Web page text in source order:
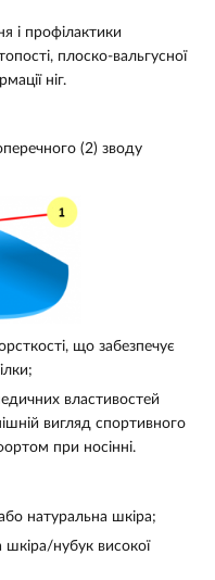
і профілактики
плоско-вальгусної
ніг.
(2) зводу
що забезпечує
властивостей
вигляд спортивного
при носінні.
натуральна шкіра;
шкіра/нубук високої